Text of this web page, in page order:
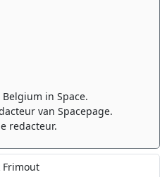
in Space.
van Spacepage.
redacteur.
Frimout